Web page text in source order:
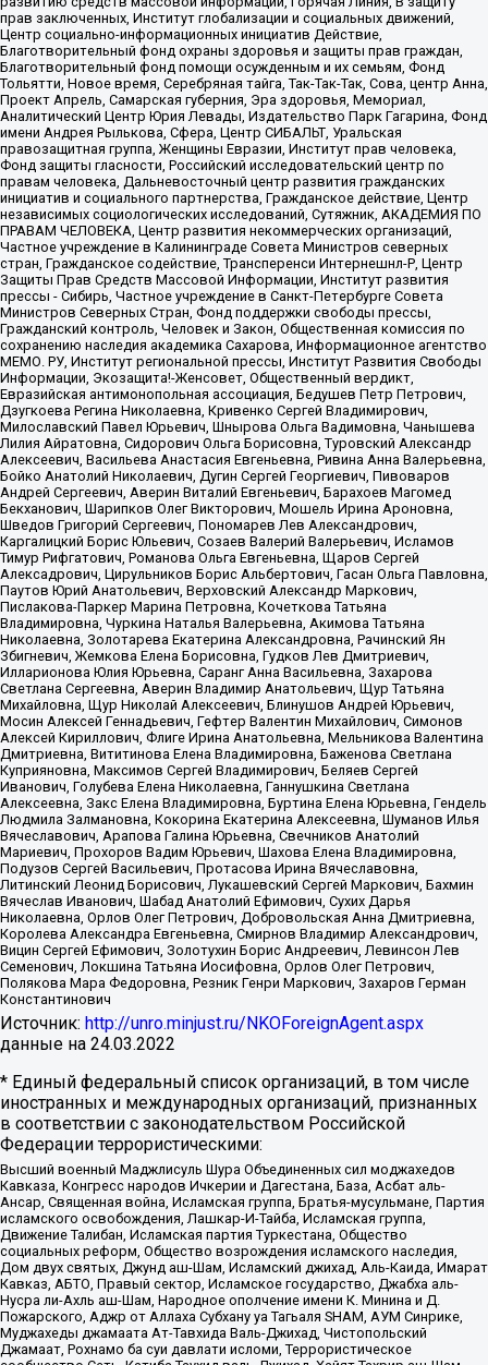
прав заключенных, Институт глобализации и социальных движений,
Центр социально-информационных инициатив Действие,
Благотворительный фонд охраны здоровья и защиты прав граждан,
Благотворительный фонд помощи осужденным и их семьям, Фонд
Тольятти, Новое время, Серебряная тайга, Так-Так-Так, Сова, центр Анна,
Проект Апрель, Самарская губерния, Эра здоровья, Мемориал,
Аналитический Центр Юрия Левады, Издательство Парк Гагарина, Фонд
имени Андрея Рылькова, Сфера, Центр СИБАЛЬТ, Уральская
правозащитная группа, Женщины Евразии, Институт прав человека,
Фонд защиты гласности, Российский исследовательский центр по
правам человека, Дальневосточный центр развития гражданских
инициатив и социального партнерства, Гражданское действие, Центр
независимых социологических исследований, Сутяжник, АКАДЕМИЯ ПО
ПРАВАМ ЧЕЛОВЕКА, Центр развития некоммерческих организаций,
Частное учреждение в Калининграде Совета Министров северных
стран, Гражданское содействие, Трансперенси Интернешнл-Р, Центр
Защиты Прав Средств Массовой Информации, Институт развития
прессы - Сибирь, Частное учреждение в Санкт-Петербурге Совета
Министров Северных Стран, Фонд поддержки свободы прессы,
Гражданский контроль, Человек и Закон, Общественная комиссия по
сохранению наследия академика Сахарова, Информационное агентство
МЕМО. РУ, Институт региональной прессы, Институт Развития Свободы
Информации, Экозащита!-Женсовет, Общественный вердикт,
Евразийская антимонопольная ассоциация, Бедушев Петр Петрович,
Дзугкоева Регина Николаевна, Кривенко Сергей Владимирович,
Милославский Павел Юрьевич, Шнырова Ольга Вадимовна, Чанышева
Лилия Айратовна, Сидорович Ольга Борисовна, Туровский Александр
Алексеевич, Васильева Анастасия Евгеньевна, Ривина Анна Валерьевна,
Бойко Анатолий Николаевич, Дугин Сергей Георгиевич, Пивоваров
Андрей Сергеевич, Аверин Виталий Евгеньевич, Барахоев Магомед
Бекханович, Шарипков Олег Викторович, Мошель Ирина Ароновна,
Шведов Григорий Сергеевич, Пономарев Лев Александрович,
Каргалицкий Борис Юльевич, Созаев Валерий Валерьевич, Исламов
Тимур Рифгатович, Романова Ольга Евгеньевна, Щаров Сергей
Алексадрович, Цирульников Борис Альбертович, Гасан Ольга Павловна,
Паутов Юрий Анатольевич, Верховский Александр Маркович,
Пислакова-Паркер Марина Петровна, Кочеткова Татьяна
Владимировна, Чуркина Наталья Валерьевна, Акимова Татьяна
Николаевна, Золотарева Екатерина Александровна, Рачинский Ян
Збигневич, Жемкова Елена Борисовна, Гудков Лев Дмитриевич,
Илларионова Юлия Юрьевна, Саранг Анна Васильевна, Захарова
Светлана Сергеевна, Аверин Владимир Анатольевич, Щур Татьяна
Михайловна, Щур Николай Алексеевич, Блинушов Андрей Юрьевич,
Мосин Алексей Геннадьевич, Гефтер Валентин Михайлович, Симонов
Алексей Кириллович, Флиге Ирина Анатольевна, Мельникова Валентина
Дмитриевна, Вититинова Елена Владимировна, Баженова Светлана
Куприяновна, Максимов Сергей Владимирович, Беляев Сергей
Иванович, Голубева Елена Николаевна, Ганнушкина Светлана
Алексеевна, Закс Елена Владимировна, Буртина Елена Юрьевна, Гендель
Людмила Залмановна, Кокорина Екатерина Алексеевна, Шуманов Илья
Вячеславович, Арапова Галина Юрьевна, Свечников Анатолий
Мариевич, Прохоров Вадим Юрьевич, Шахова Елена Владимировна,
Подузов Сергей Васильевич, Протасова Ирина Вячеславовна,
Литинский Леонид Борисович, Лукашевский Сергей Маркович, Бахмин
Вячеслав Иванович, Шабад Анатолий Ефимович, Сухих Дарья
Николаевна, Орлов Олег Петрович, Добровольская Анна Дмитриевна,
Королева Александра Евгеньевна, Смирнов Владимир Александрович,
Вицин Сергей Ефимович, Золотухин Борис Андреевич, Левинсон Лев
Семенович, Локшина Татьяна Иосифовна, Орлов Олег Петрович,
Полякова Мара Федоровна, Резник Генри Маркович, Захаров Герман
Константинович
Источник: http://unro.minjust.ru/NKOForeignAgent.aspx
данные на 24.03.2022
* Единый федеральный список организаций, в том числе
иностранных и международных организаций, признанных
в соответствии с законодательством Российской
Федерации террористическими:
Высший военный Маджлисуль Шура Объединенных сил моджахедов
Кавказа, Конгресс народов Ичкерии и Дагестана, База, Асбат аль-
Ансар, Священная война, Исламская группа, Братья-мусульмане, Партия
исламского освобождения, Лашкар-И-Тайба, Исламская группа,
Движение Талибан, Исламская партия Туркестана, Общество
социальных реформ, Общество возрождения исламского наследия,
Дом двух святых, Джунд аш-Шам, Исламский джихад, Аль-Каида, Имарат
Кавказ, АБТО, Правый сектор, Исламское государство, Джабха аль-
Нусра ли-Ахль аш-Шам, Народное ополчение имени К. Минина и Д.
Пожарского, Аджр от Аллаха Субхану уа Тагьаля SHAM, АУМ Синрике,
Муджахеды джамаата Ат-Тавхида Валь-Джихад, Чистопольский
Джамаат, Рохнамо ба суи давлати исломи, Террористическое